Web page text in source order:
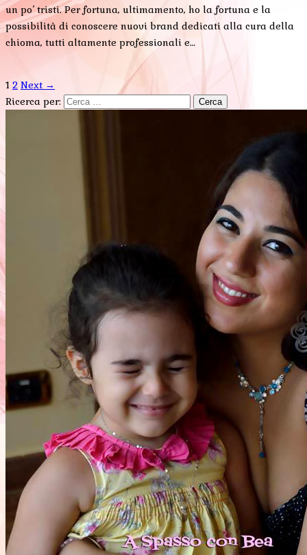
un po’ tristi. Per fortuna, ultimamento, ho la fortuna e la
possibilità di conoscere nuovi brand dedicati alla cura della
chioma, tutti altamente professionali e…
1 2 Next →
Ricerca per: